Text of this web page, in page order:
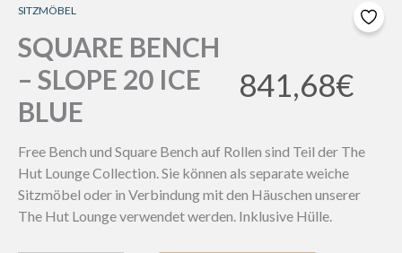
SITZMÖBEL
841,68€
SQUARE BENCH
– SLOPE 20 ICE
BLUE
Free Bench und Square Bench auf Rollen sind Teil der The
Hut Lounge Collection. Sie können als separate weiche
Sitzmöbel oder in Verbindung mit den Häuschen unserer
The Hut Lounge verwendet werden. Inklusive Hülle.